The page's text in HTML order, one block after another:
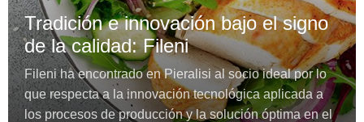
Tradición e innovación bajo el signo
de la calidad: Fileni
Fileni ha encontrado en Pieralisi al socio ideal por lo
que respecta a la innovación tecnológica aplicada a
los procesos de producción y la solución óptima en el